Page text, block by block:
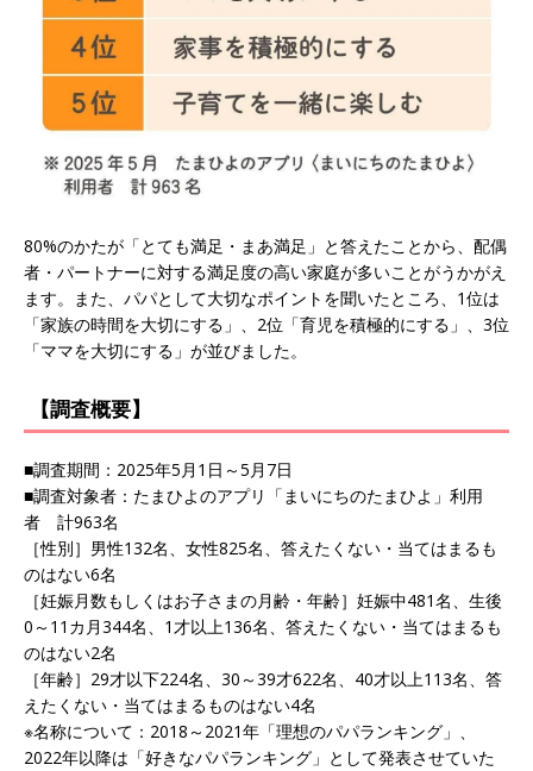
80%のかたが「とても満足・まあ満足」と答えたことから、配偶
者・パートナーに対する満足度の高い家庭が多いことがうかがえ
ます。また、パパとして大切なポイントを聞いたところ、1位は
「家族の時間を大切にする」、2位「育児を積極的にする」、3位
「ママを大切にする」が並びました。
【調査概要】
■調査期間：2025年5月1日～5月7日
■調査対象者：たまひよのアプリ「まいにちのたまひよ」利用
者 計963名
［性別］男性132名、女性825名、答えたくない・当てはまるも
のはない6名
［妊娠月数もしくはお子さまの月齢・年齢］妊娠中481名、生後
0～11カ月344名、1才以上136名、答えたくない・当てはまるも
のはない2名
［年齢］29才以下224名、30～39才622名、40才以上113名、答
えたくない・当てはまるものはない4名
※名称について：2018～2021年「理想のパパランキング」、
2022年以降は「好きなパパランキング」として発表させていた